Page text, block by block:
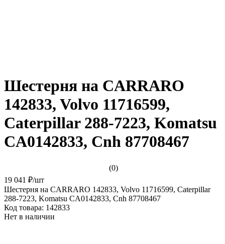
Шестерня на CARRARO
142833, Volvo 11716599,
Caterpillar 288-7223, Komatsu
CA0142833, Cnh 87708467
(0)
19 041 ₽/шт
Шестерня на CARRARO 142833, Volvo 11716599, Caterpillar
288-7223, Komatsu CA0142833, Cnh 87708467
Код товара: 142833
Нет в наличии